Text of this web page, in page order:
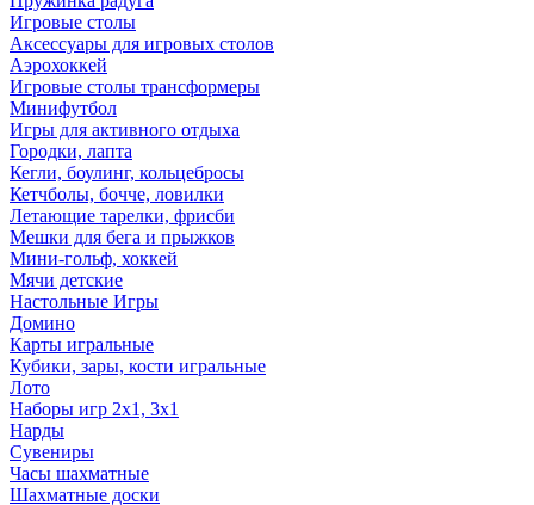
Игровые столы
Аксессуары для игровых столов
Аэрохоккей
Игровые столы трансформеры
Минифутбол
Игры для активного отдыха
Городки, лапта
Кегли, боулинг, кольцебросы
Кетчболы, бочче, ловилки
Летающие тарелки, фрисби
Мешки для бега и прыжков
Мини-гольф, хоккей
Мячи детские
Настольные Игры
Домино
Карты игральные
Кубики, зары, кости игральные
Лото
Наборы игр 2х1, 3х1
Нарды
Сувениры
Часы шахматные
Шахматные доски